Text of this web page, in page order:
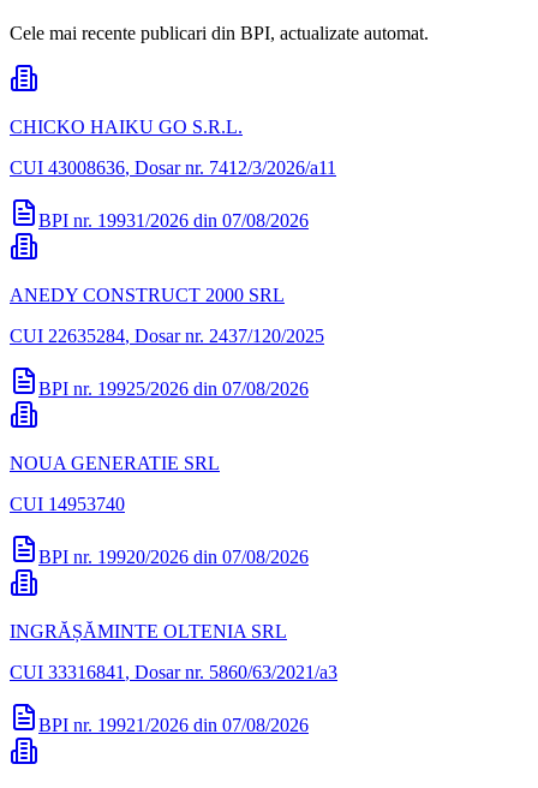
Cele mai recente publicari din BPI, actualizate automat.
CHICKO HAIKU GO S.R.L.
CUI 43008636, Dosar nr. 7412/3/2026/a11
BPI nr. 19931/2026 din 07/08/2026
ANEDY CONSTRUCT 2000 SRL
CUI 22635284, Dosar nr. 2437/120/2025
BPI nr. 19925/2026 din 07/08/2026
NOUA GENERATIE SRL
CUI 14953740
BPI nr. 19920/2026 din 07/08/2026
INGRĂȘĂMINTE OLTENIA SRL
CUI 33316841 , Dosar nr. 5860/63/2021/a3
BPI nr. 19921/2026 din 07/08/2026